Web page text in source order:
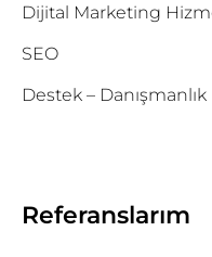
Dijital Marketing
SEO
Destek –
Referanslarım